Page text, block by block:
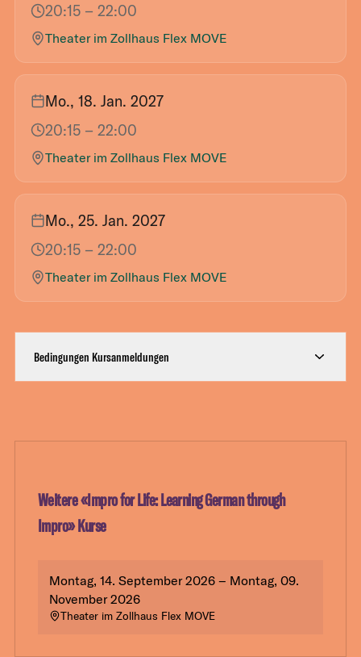
20:15 – 22:00
Theater im Zollhaus Flex MOVE
Mo., 18. Jan. 2027
20:15 – 22:00
Theater im Zollhaus Flex MOVE
Mo., 25. Jan. 2027
20:15 – 22:00
Theater im Zollhaus Flex MOVE
Bedingungen Kursanmeldungen
Weitere «Impro for Life: Learning German through
Impro» Kurse
Montag, 14. September 2026 – Montag, 09.
November 2026
Theater im Zollhaus Flex MOVE